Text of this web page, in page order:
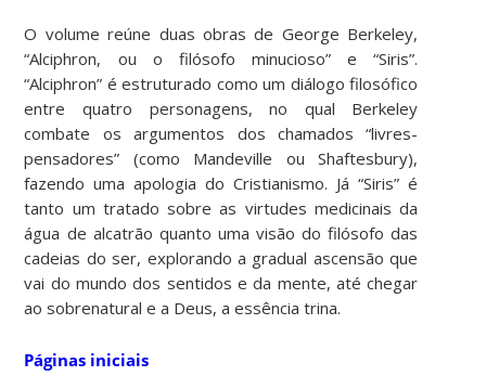
O volume reúne duas obras de George Berkeley,
“Alciphron, ou o filósofo minucioso” e “Siris”.
“Alciphron” é estruturado como um diálogo filosófico
entre quatro personagens, no qual Berkeley
combate os argumentos dos chamados “livres-
pensadores” (como Mandeville ou Shaftesbury),
fazendo uma apologia do Cristianismo. Já “Siris” é
tanto um tratado sobre as virtudes medicinais da
água de alcatrão quanto uma visão do filósofo das
cadeias do ser, explorando a gradual ascensão que
vai do mundo dos sentidos e da mente, até chegar
ao sobrenatural e a Deus, a essência trina.
Páginas iniciais